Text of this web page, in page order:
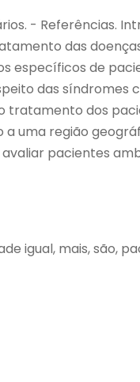
- Referências.
das
específicos de
das síndromes
tratamento dos
uma região
pacientes
igual, mais, são,